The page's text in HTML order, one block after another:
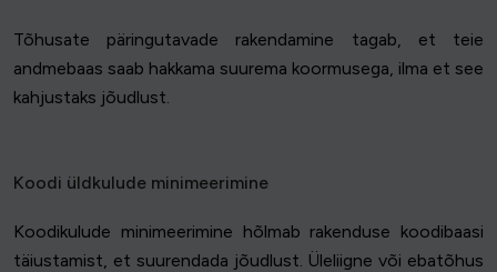
Tõhusate päringutavade rakendamine tagab, et teie
andmebaas saab hakkama suurema koormusega, ilma et see
kahjustaks jõudlust.
Koodi üldkulude minimeerimine
Koodikulude minimeerimine hõlmab rakenduse koodibaasi
täiustamist, et suurendada jõudlust. Üleliigne või ebatõhus